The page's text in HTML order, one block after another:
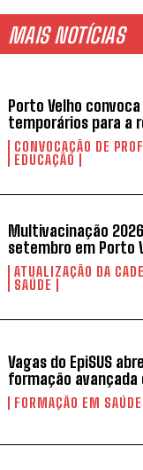
MAIS NOTÍCIAS
Porto Velho
temporários para a
CONVOCAÇÃO DE
EDUCAÇÃO
Multivacinação
setembro em Porto
ATUALIZAÇÃO DA
SAÚDE
Vagas do EpiSUS
formação avançada
FORMAÇÃO EM SAÚDE